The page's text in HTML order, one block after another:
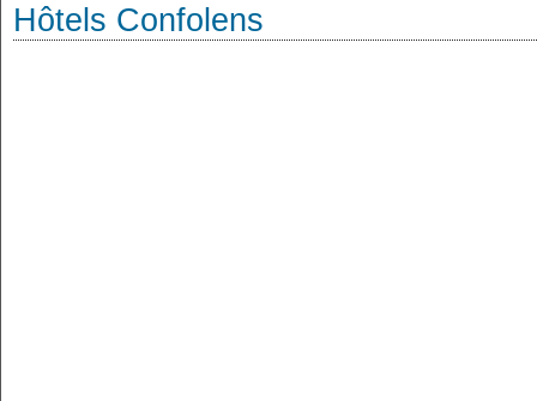
Hôtels Confolens